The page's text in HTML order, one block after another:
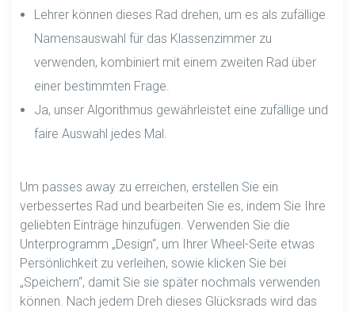
Lehrer können dieses Rad drehen, um es als zufällige
Namensauswahl für das Klassenzimmer zu
verwenden, kombiniert mit einem zweiten Rad über
einer bestimmten Frage.
Ja, unser Algorithmus gewährleistet eine zufällige und
faire Auswahl jedes Mal.
Um passes away zu erreichen, erstellen Sie ein
verbessertes Rad und bearbeiten Sie es, indem Sie Ihre
geliebten Einträge hinzufügen. Verwenden Sie die
Unterprogramm „Design“, um Ihrer Wheel-Seite etwas
Persönlichkeit zu verleihen, sowie klicken Sie bei
„Speichern“, damit Sie sie später nochmals verwenden
können. Nach jedem Dreh dieses Glücksrads wird das